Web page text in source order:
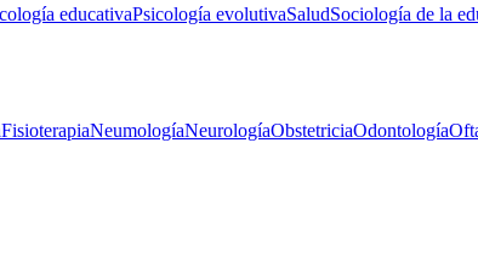
educativaPsicología evolutivaSaludSociología de la
FisioterapiaNeumologíaNeurologíaObstetriciaOdontología